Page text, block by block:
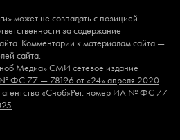
может не совпадать с позицией
за содержание
Комментарии к материалам сайта —
сайта.
Медиа»СМИ сетевое издание
ФС 77 — 78196 от «24» апреля 2020
«Сноб»Рег. номер ИА № ФС 77